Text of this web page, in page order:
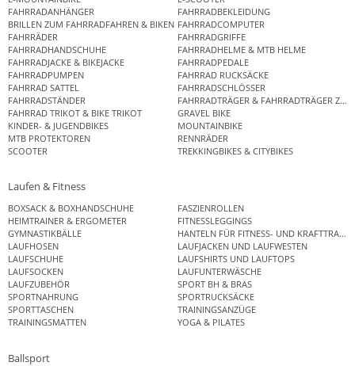
FAHRRADANHÄNGER
FAHRRADBEKLEIDUNG
BRILLEN ZUM FAHRRADFAHREN & BIKEN FAHRRADCOMPUTER
FAHRRÄDER
FAHRRADGRIFFE
FAHRRADHANDSCHUHE
FAHRRADHELME & MTB HELME
FAHRRADJACKE & BIKEJACKE
FAHRRADPEDALE
FAHRRADPUMPEN
FAHRRAD RUCKSÄCKE
FAHRRAD SATTEL
FAHRRADSCHLÖSSER
FAHRRADSTÄNDER
FAHRRADTRÄGER & FAHRRADTRÄGER
FAHRRAD TRIKOT & BIKE TRIKOT
GRAVEL BIKE
KINDER- & JUGENDBIKES
MOUNTAINBIKE
MTB PROTEKTOREN
RENNRÄDER
SCOOTER
TREKKINGBIKES & CITYBIKES
Laufen & Fitness
BOXSACK & BOXHANDSCHUHE
FASZIENROLLEN
HEIMTRAINER & ERGOMETER
FITNESSLEGGINGS
GYMNASTIKBÄLLE
HANTELN FÜR FITNESS- UND
LAUFHOSEN
LAUFJACKEN UND LAUFWESTEN
LAUFSCHUHE
LAUFSHIRTS UND LAUFTOPS
LAUFSOCKEN
LAUFUNTERWÄSCHE
LAUFZUBEHÖR
SPORT BH & BRAS
SPORTNAHRUNG
SPORTRUCKSÄCKE
SPORTTASCHEN
TRAININGSANZÜGE
TRAININGSMATTEN
YOGA & PILATES
Ballsport